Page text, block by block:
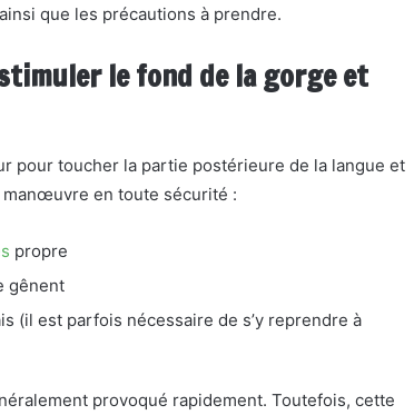
que les précautions à prendre.
le fond de la gorge et
pour toucher la partie postérieure de la langue et
en toute sécurité :
propre
gênent
(il est parfois nécessaire de s’y reprendre à
provoqué rapidement. Toutefois, cette